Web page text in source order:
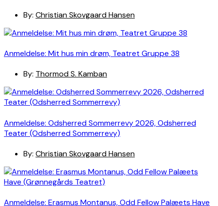
By: Christian Skovgaard Hansen
Anmeldelse: Mit hus min drøm, Teatret Gruppe 38
By: Thormod S. Kamban
Anmeldelse: Odsherred Sommerrevy 2026, Odsherred
Teater (Odsherred Sommerrevy)
By: Christian Skovgaard Hansen
Anmeldelse: Erasmus Montanus, Odd Fellow Palæets Have